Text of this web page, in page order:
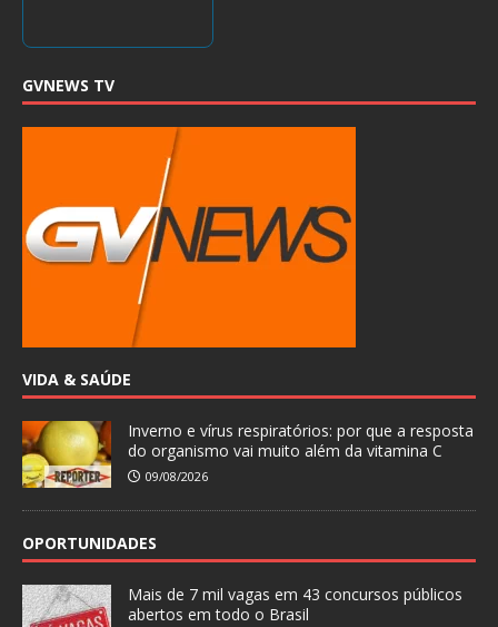
GVNEWS TV
VIDA & SAÚDE
Inverno e vírus respiratórios: por que a resposta
do organismo vai muito além da vitamina C
09/08/2026
OPORTUNIDADES
Mais de 7 mil vagas em 43 concursos públicos
abertos em todo o Brasil